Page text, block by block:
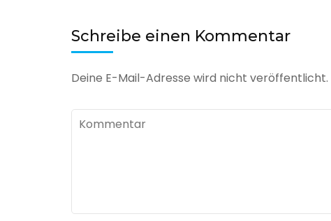
Schreibe einen Kommentar
Deine E-Mail-Adresse wird nicht veröffentlicht.
Kommentar